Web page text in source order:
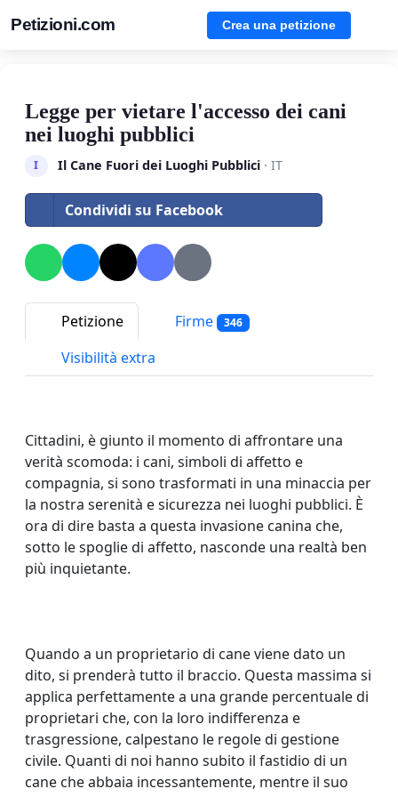
Petizioni.com Crea una petizione
Legge per vietare l'accesso dei cani
nei luoghi pubblici
I Il Cane Fuori dei Luoghi Pubblici· IT
Condividi su Facebook
Petizione Firme 346
Visibilità extra
Cittadini, è giunto il momento di affrontare una
verità scomoda: i cani, simboli di affetto e
compagnia, si sono trasformati in una minaccia per
la nostra serenità e sicurezza nei luoghi pubblici. È
ora di dire basta a questa invasione canina che,
sotto le spoglie di affetto, nasconde una realtà ben
più inquietante.
Quando a un proprietario di cane viene dato un
dito, si prenderà tutto il braccio. Questa massima si
applica perfettamente a una grande percentuale di
proprietari che, con la loro indifferenza e
trasgressione, calpestano le regole di gestione
civile. Quanti di noi hanno subito il fastidio di un
cane che abbaia incessantemente, mentre il suo